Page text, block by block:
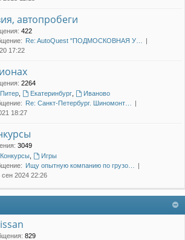
автопробеги
: 422
Re: AutoQuest "ПОДМОСКОВНАЯ У…
17:22
: 2264
Питер, Екатеринбург,
Иваново
Re: Санкт-Петербург. Шиномонт…
18:27
: 3049
Конкурсы,
Игры
Ищу опытную компанию по грузо…
сен 2024 22:26
: 829